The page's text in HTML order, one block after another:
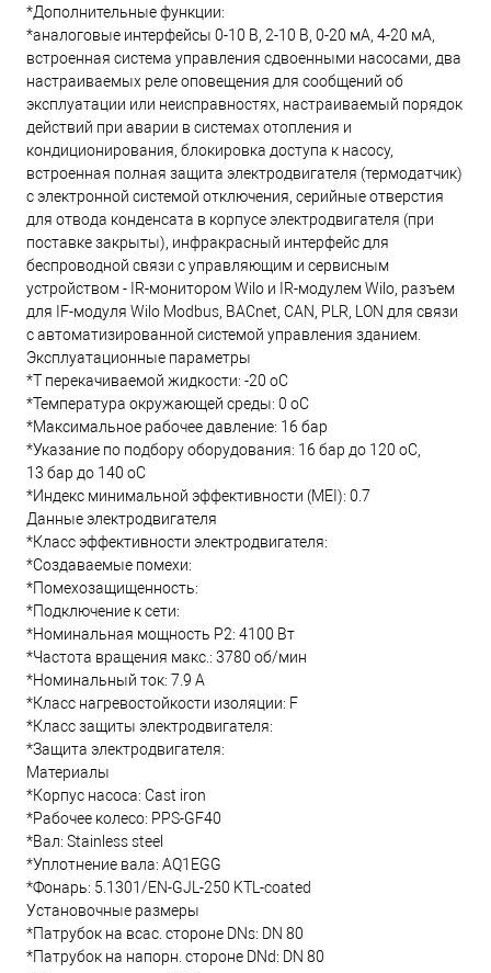
*Дополнительные функции:
*аналоговые интерфейсы 0-10 В, 2-10 В, 0-20 мА, 4-20 мА,
встроенная система управления сдвоенными насосами, два
настраиваемых реле оповещения для сообщений об
эксплуатации или неисправностях, настраиваемый порядок
действий при аварии в системах отопления и
кондиционирования, блокировка доступа к насосу,
встроенная полная защита электродвигателя (термодатчик)
с электронной системой отключения, серийные отверстия
для отвода конденсата в корпусе электродвигателя (при
поставке закрыты), инфракрасный интерфейс для
беспроводной связи с управляющим и сервисным
устройством - IR-монитором Wilo и IR-модулем Wilo, разъем
для IF-модуля Wilo Modbus, BACnet, CAN, PLR, LON для связи
с автоматизированной системой управления зданием.
Эксплуатационные параметры
*T перекачиваемой жидкости: -20 oC
*Температура окружающей среды: 0 oC
*Максимальное рабочее давление: 16 бар
*Указание по подбору оборудования: 16 бар до 120 oC,
13 бар до 140 oC
*Индекс минимальной эффективности (MEI): 0.7
Данные электродвигателя
*Класс эффективности электродвигателя:
*Создаваемые помехи:
*Помехозащищенность:
*Подключение к сети:
*Номинальная мощность Р2: 4100 Вт
*Частота вращения макс.: 3780 об/мин
*Номинальный ток: 7.9 А
*Класс нагревостойкости изоляции: F
*Класс защиты электродвигателя:
*Защита электродвигателя:
Материалы
*Корпус насоса: Cast iron
*Рабочее колесо: PPS-GF40
*Вал: Stainless steel
*Уплотнение вала: AQ1EGG
*Фонарь: 5.1301/EN-GJL-250 KTL-coated
Установочные размеры
*Патрубок на всас. стороне DNs: DN 80
*Патрубок на напорн. стороне DNd: DN 80